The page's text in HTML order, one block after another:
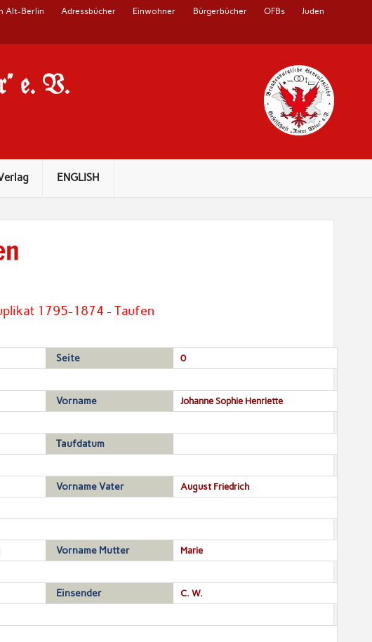
Alt-Berlin Adressbücher Einwohner Bürgerbücher OFBs Juden
e. V.
ENGLISH
1795-1874 - Taufen
Seite 0
Vorname Johanne Sophie Henriette
Taufdatum
Vorname Vater August Friedrich
Vorname Mutter Marie
Einsender C. W.